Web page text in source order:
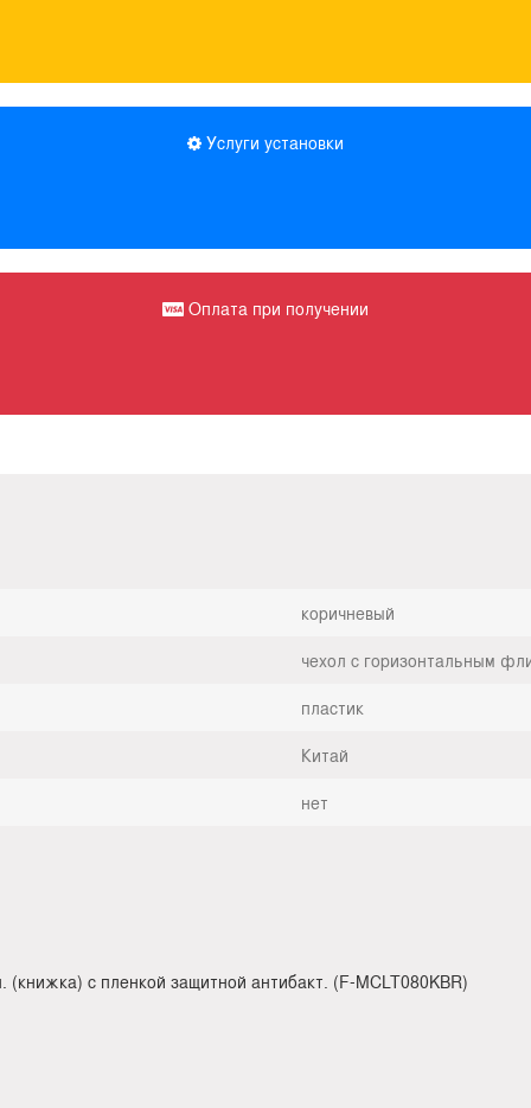
Услуги установки
Оплата при получении
коричневый
чехол с горизонтальным
пластик
Китай
нет
с пленкой защитной антибакт. (F-MCLT080KBR)